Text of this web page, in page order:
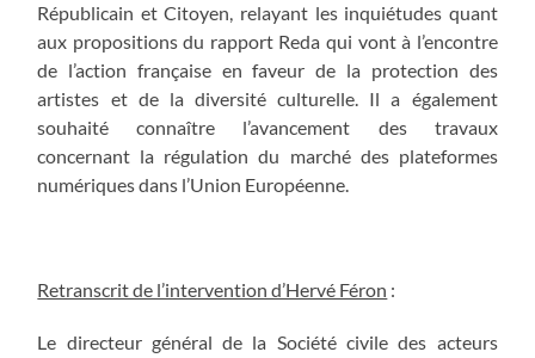
Républicain et Citoyen, relayant les inquiétudes quant
aux propositions du rapport Reda qui vont à l’encontre
de l’action française en faveur de la protection des
artistes et de la diversité culturelle. Il a également
souhaité connaître l’avancement des travaux
concernant la régulation du marché des plateformes
numériques dans l’Union Européenne.
Retranscrit de l’intervention d’Hervé Féron :
Le directeur général de la Société civile des acteurs